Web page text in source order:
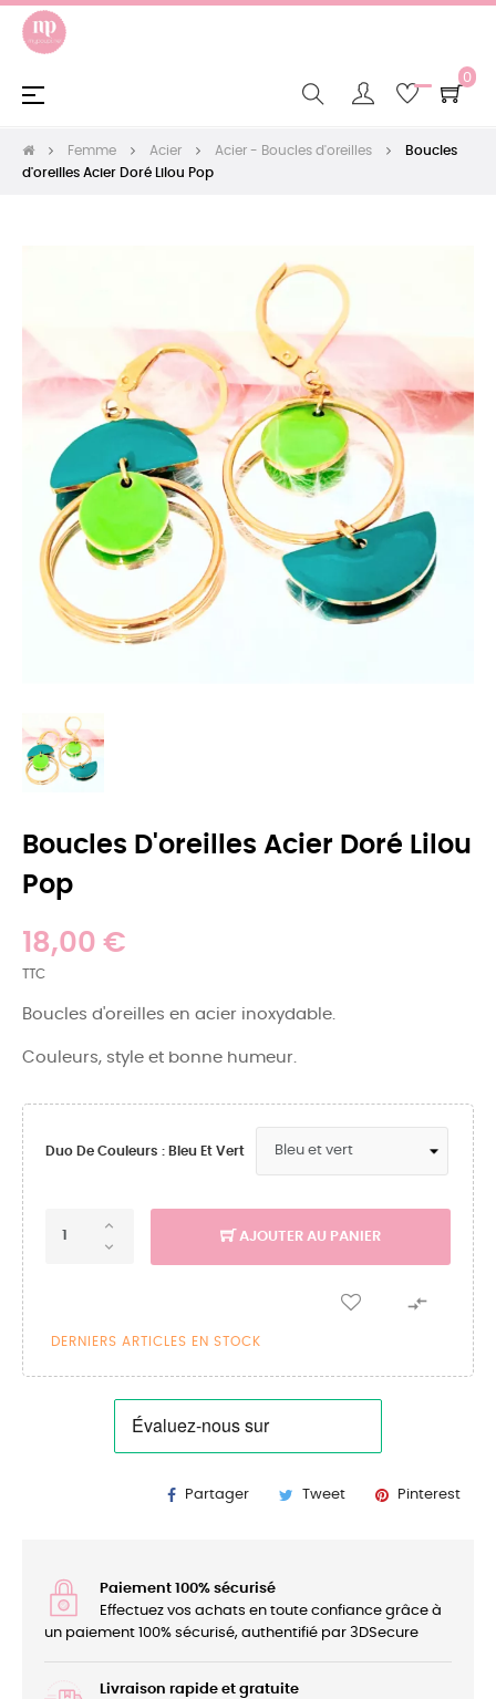
0
Basculer
☰
Femme Acier Acier - Boucles d'oreilles
Boucles
d'oreilles Acier Doré Lilou Pop
Boucles D'oreilles Acier Doré Lilou
Pop
18,00 €
TTC
Boucles d'oreilles en acier inoxydable.
Couleurs, style et bonne humeur.
Duo De Couleurs : Bleu Et Vert
AJOUTER AU PANIER

DERNIERS ARTICLES EN STOCK
Partager Tweet Pinterest
Paiement 100% sécurisé
Effectuez vos achats en toute confiance grâce à
un paiement 100% sécurisé, authentifié par 3DSecure
Livraison rapide et gratuite